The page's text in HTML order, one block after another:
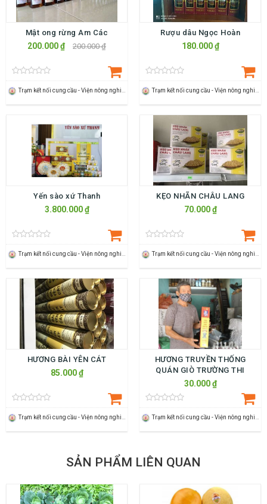
Mật ong rừng Am Các
200.000 ₫ 200.000 ₫
Trạm kết nối cung cầu - Viện nông nghiệp Thanh Hoá
Rượu dâu Ngọc Hoàn
180.000 ₫
Trạm kết nối cung cầu - Viện nông nghiệp Thanh Hoá
Yến sào xứ Thanh
3.800.000 ₫
Trạm kết nối cung cầu - Viện nông nghiệp Thanh Hoá
KẸO NHÃN CHÂU LANG
70.000 ₫
Trạm kết nối cung cầu - Viện nông nghiệp Thanh Hoá
HƯƠNG BÀI YÊN CÁT
85.000 ₫
Trạm kết nối cung cầu - Viện nông nghiệp Thanh Hoá
HƯƠNG TRUYỀN THỐNG
QUÁN GIÒ TRƯỜNG THI
30.000 ₫
Trạm kết nối cung cầu - Viện nông nghiệp Thanh Hoá
SẢN PHẨM LIÊN QUAN